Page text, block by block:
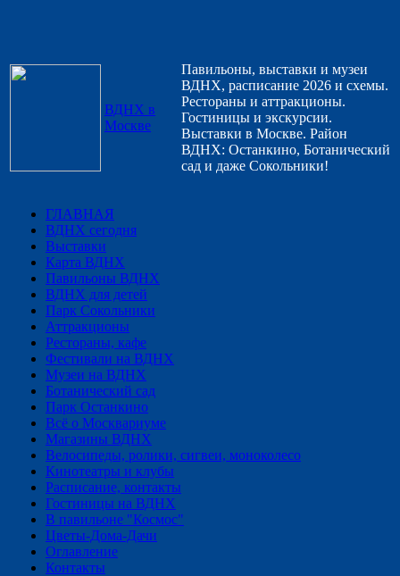
ВДНХ в
Москве
Павильоны, выставки и музеи
ВДНХ, расписание 2026 и схемы.
Рестораны и аттракционы.
Гостиницы и экскурсии.
Выставки в Москве. Район
ВДНХ: Останкино, Ботанический
сад и даже Сокольники!
ГЛАВНАЯ
ВДНХ сегодня
Выставки
Карта ВДНХ
Павильоны ВДНХ
ВДНХ для детей
Парк Сокольники
Аттракционы
Рестораны, кафе
Фестивали на ВДНХ
Музеи на ВДНХ
Ботанический сад
Парк Останкино
Всё о Москвариуме
Магазины ВДНХ
Велосипеды, ролики, сигвеи, моноколесо
Кинотеатры и клубы
Расписание, контакты
Гостиницы на ВДНХ
В павильоне "Космос"
Цветы-Дома-Дачи
Оглавление
Контакты